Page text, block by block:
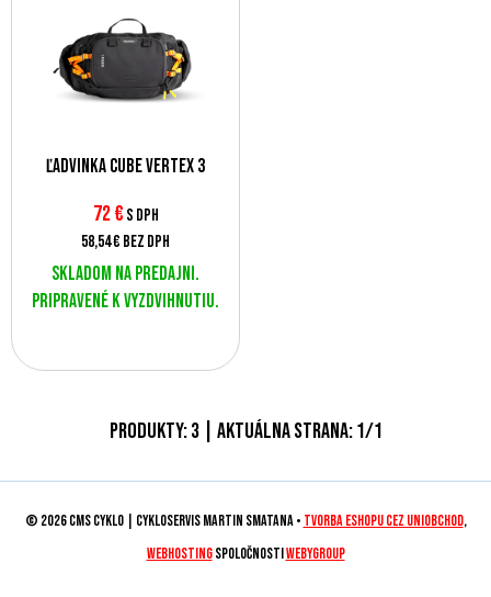
Ľadvinka CUBE Vertex 3
72€ s DPH
58,54 € bez DPH
Skladom na predajni.
Pripravené k vyzdvihnutiu.
Produkty:3| Aktuálna strana:1/1
© 2026 CMS CYKLO | Cykloservis Martin Smatana • tvorba eshopu cez UNIobchod,
webhostingspoločnosti WEBYGROUP